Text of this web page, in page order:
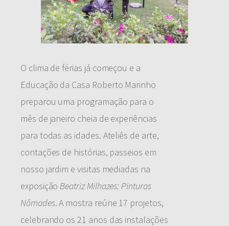
O clima de férias já começou e a
Educação da Casa Roberto Marinho
preparou uma programação para o
mês de janeiro cheia de experiências
para todas as idades. Ateliês de arte,
contações de histórias, passeios em
nosso jardim e visitas mediadas na
exposiçãoBeatriz Milhazes: Pinturas
Nômades. A mostra reúne 17 projetos,
celebrando os 21 anos das instalações